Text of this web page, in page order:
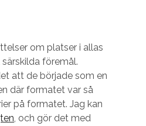
om platser i allas
föremål.
att de började som en
där formatet var så
på formatet. Jag kan
, och gör det med